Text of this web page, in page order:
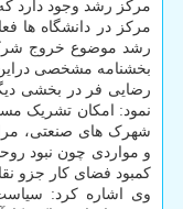
مرکز در دانشگاه ها
رشد موضوع خروج
بخشنامه مشخصی دراین
نمود: امکان تشریک
شهرک های صنعتی،
و مواردی چون نبود
کمبود فضای کار جزو
وی اشاره کرد: